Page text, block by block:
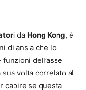
da Hong Kong, è
di ansia che lo
dell’asse
volta correlato al
capire se questa